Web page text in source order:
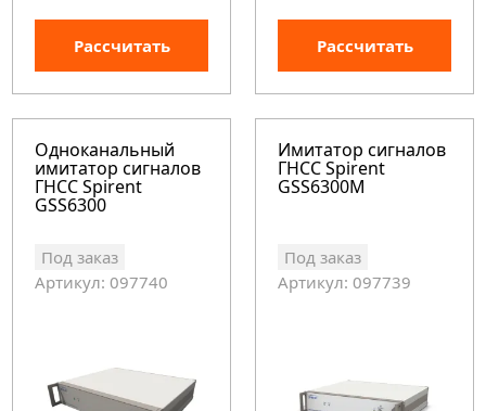
Рассчитать Рассчитать
Одноканальный
имитатор сигналов
ГНСС Spirent
GSS6300
Под заказ
Артикул: 097740
Имитатор сигналов
ГНСС Spirent
GSS6300M
Под заказ
Артикул: 097739